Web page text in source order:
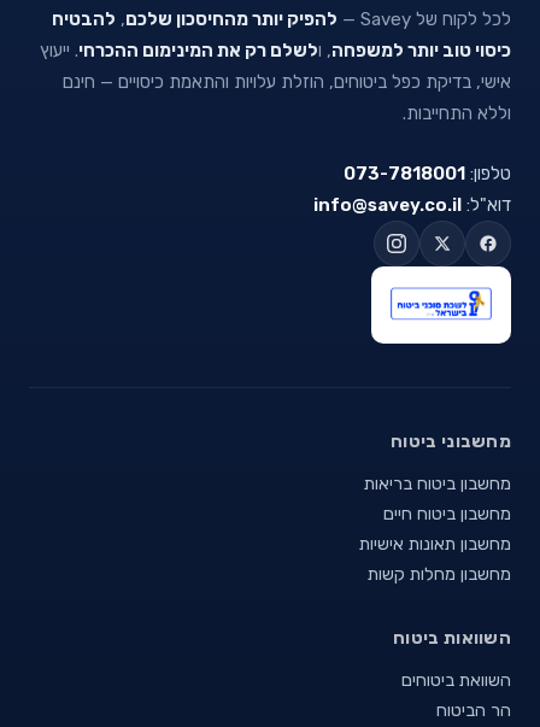
לכל לקוח של Savey —
להפיק יותר מהחיסכון שלכם, להבטיח
כיסוי טוב יותר למשפחה, ולשלם רק את המינימום ההכרחי. ייעוץ
אישי, בדיקת כפל ביטוחים, הוזלת עלויות והתאמת כיסויים — חינם
וללא התחייבות.
טלפון: 073-7818001
דוא"ל: info@savey.co.il
מחשבוני ביטוח
מחשבון ביטוח בריאות
מחשבון ביטוח חיים
מחשבון תאונות אישיות
מחשבון מחלות קשות
השוואות ביטוח
השוואת ביטוחים
הר הביטוח